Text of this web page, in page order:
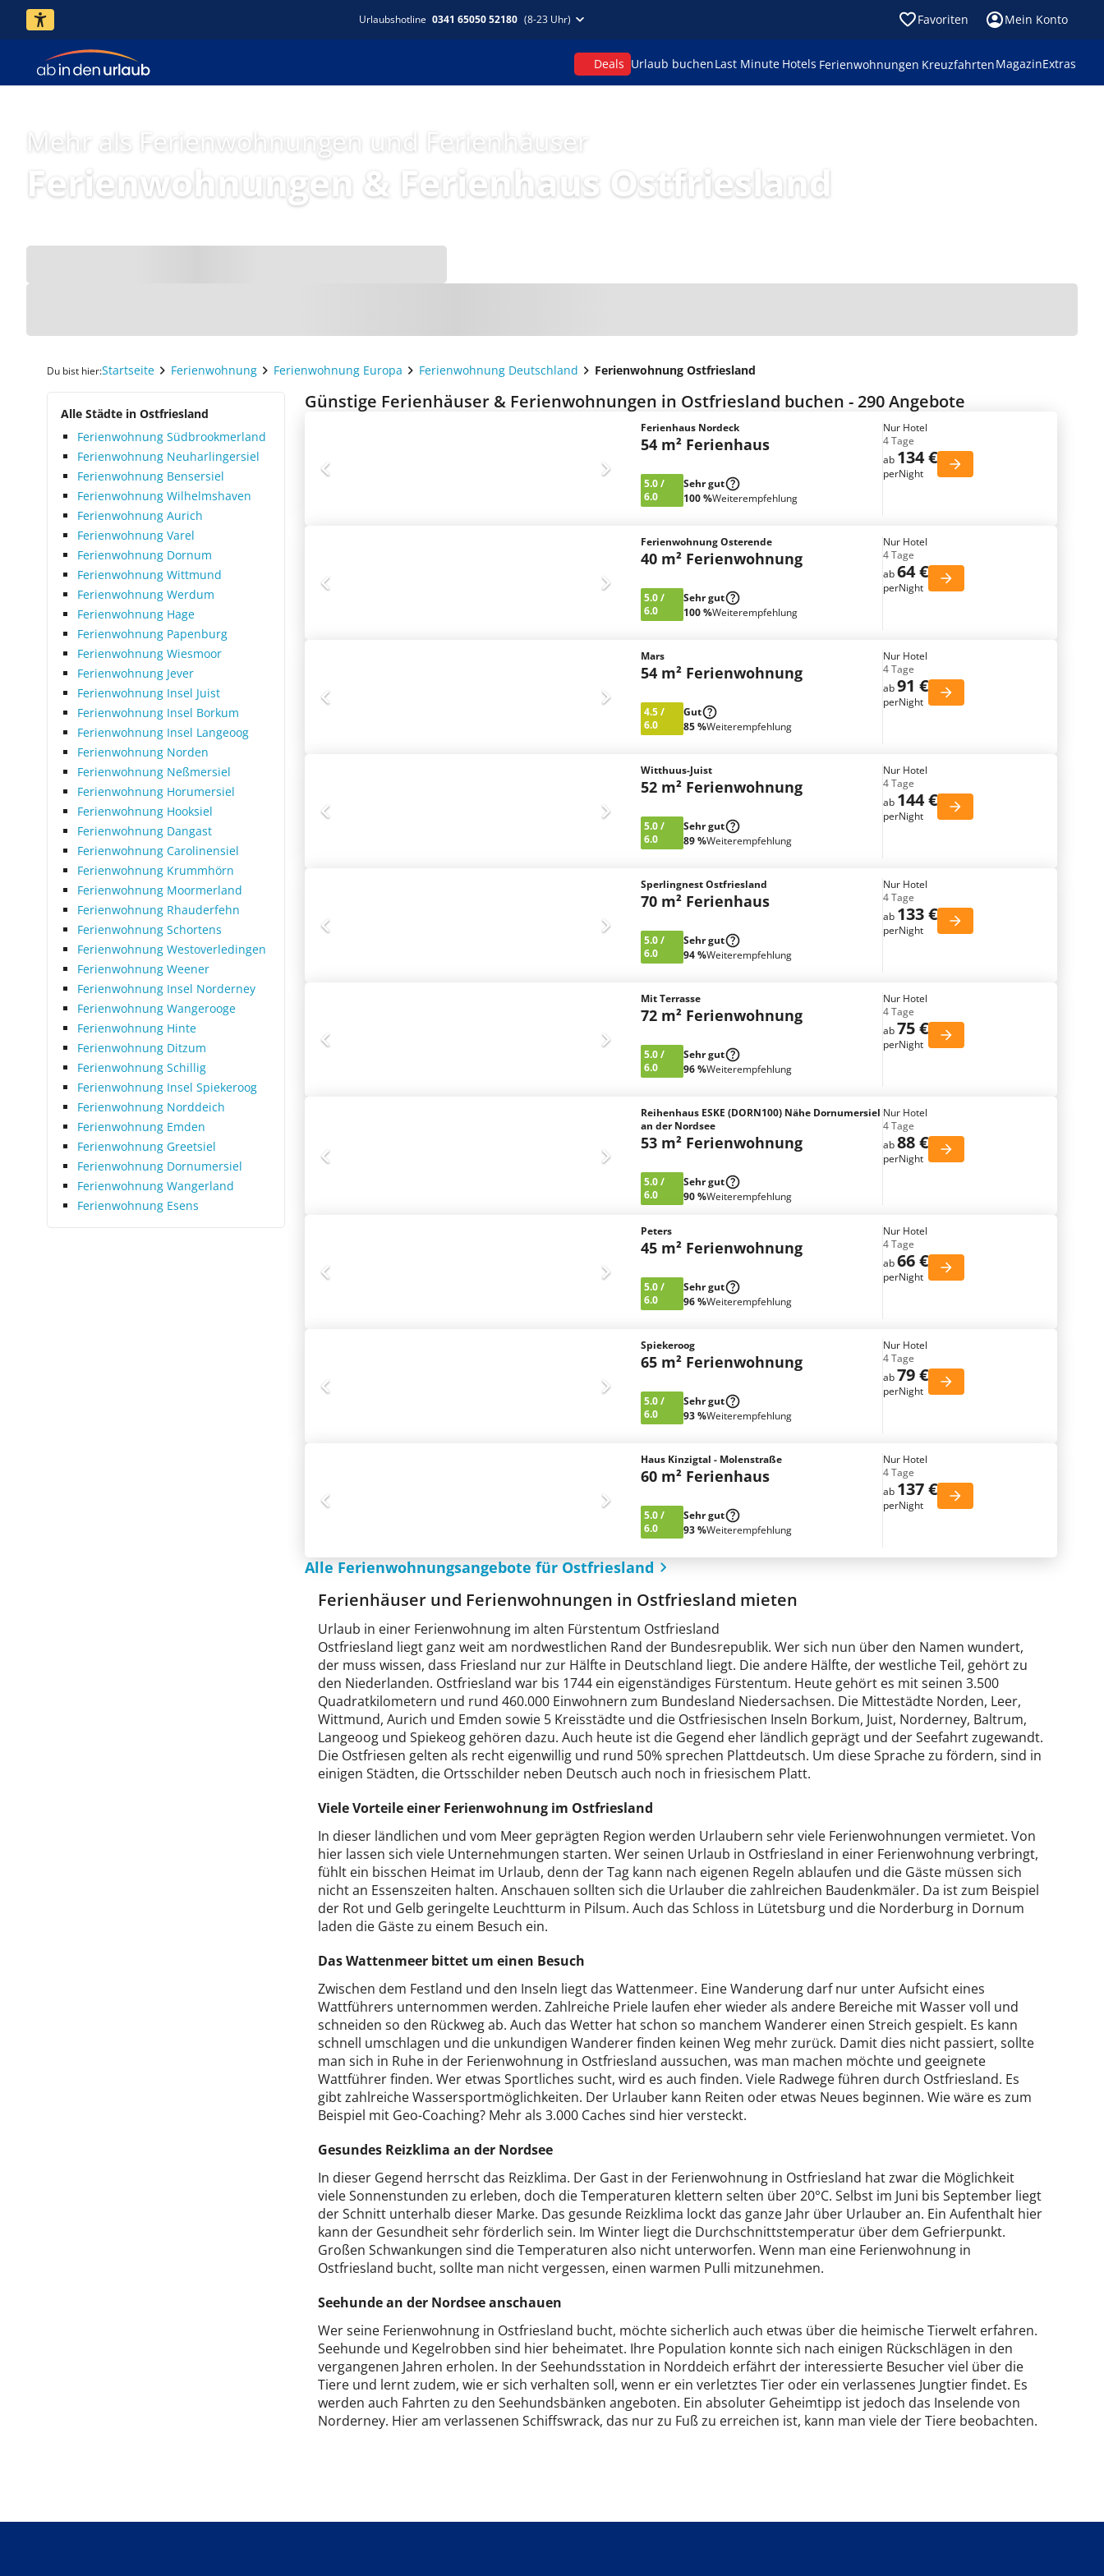
Urlaubshotline 0341 65050 52180 (8-23 Uhr) Favoriten Mein Konto
Deals Urlaub buchenLast Minute Hotels Ferienwohnungen KreuzfahrtenMagazinExtras
Mehr als Ferienwohnungen und Ferienhäuser
Ferienwohnungen & Ferienhaus Ostfriesland
Du bist hier:Startseite Ferienwohnung Ferienwohnung Europa Ferienwohnung Deutschland Ferienwohnung Ostfriesland
Alle Städte in Ostfriesland
Ferienwohnung Südbrookmerland
Ferienwohnung Neuharlingersiel
Ferienwohnung Bensersiel
Ferienwohnung Wilhelmshaven
Ferienwohnung Aurich
Ferienwohnung Varel
Ferienwohnung Dornum
Ferienwohnung Wittmund
Ferienwohnung Werdum
Ferienwohnung Hage
Ferienwohnung Papenburg
Ferienwohnung Wiesmoor
Ferienwohnung Jever
Ferienwohnung Insel Juist
Ferienwohnung Insel Borkum
Ferienwohnung Insel Langeoog
Ferienwohnung Norden
Ferienwohnung Neßmersiel
Ferienwohnung Horumersiel
Ferienwohnung Hooksiel
Ferienwohnung Dangast
Ferienwohnung Carolinensiel
Ferienwohnung Krummhörn
Ferienwohnung Moormerland
Ferienwohnung Rhauderfehn
Ferienwohnung Schortens
Ferienwohnung Westoverledingen
Ferienwohnung Weener
Ferienwohnung Insel Norderney
Ferienwohnung Wangerooge
Ferienwohnung Hinte
Ferienwohnung Ditzum
Ferienwohnung Schillig
Ferienwohnung Insel Spiekeroog
Ferienwohnung Norddeich
Ferienwohnung Emden
Ferienwohnung Greetsiel
Ferienwohnung Dornumersiel
Ferienwohnung Wangerland
Ferienwohnung Esens
Günstige Ferienhäuser & Ferienwohnungen in Ostfriesland buchen - 290 Angebote
Ferienhaus Nordeck
54 m² Ferienhaus
5.0/
6.0
Sehr gut
100 %Weiterempfehlung
Nur Hotel
4 Tage
ab 134 €
perNight
Ferienwohnung Osterende
40 m² Ferienwohnung
5.0/
6.0
Sehr gut
100 %Weiterempfehlung
Nur Hotel
4 Tage
ab64 €
perNight
Mars
54 m² Ferienwohnung
4.5/
6.0
Gut
85 %Weiterempfehlung
Nur Hotel
4 Tage
ab91 €
perNight
Witthuus-Juist
52 m² Ferienwohnung
5.0/
6.0
Sehr gut
89 %Weiterempfehlung
Nur Hotel
4 Tage
ab 144 €
perNight
Sperlingnest Ostfriesland
70 m² Ferienhaus
5.0/
6.0
Sehr gut
94 %Weiterempfehlung
Nur Hotel
4 Tage
ab 133 €
perNight
Mit Terrasse
72 m² Ferienwohnung
5.0/
6.0
Sehr gut
96 %Weiterempfehlung
Nur Hotel
4 Tage
ab75 €
perNight
Reihenhaus ESKE (DORN100) Nähe Dornumersiel
an der Nordsee
53 m² Ferienwohnung
5.0/
6.0
Sehr gut
90 %Weiterempfehlung
Nur Hotel
4 Tage
ab88 €
perNight
Peters
45 m² Ferienwohnung
5.0/
6.0
Sehr gut
96 %Weiterempfehlung
Nur Hotel
4 Tage
ab66 €
perNight
Spiekeroog
65 m² Ferienwohnung
5.0/
6.0
Sehr gut
93 %Weiterempfehlung
Nur Hotel
4 Tage
ab79 €
perNight
Haus Kinzigtal - Molenstraße
60 m² Ferienhaus
5.0/
6.0
Sehr gut
93 %Weiterempfehlung
Nur Hotel
4 Tage
ab 137 €
perNight
Alle Ferienwohnungsangebote für Ostfriesland
Ferienhäuser und Ferienwohnungen in Ostfriesland mieten
Urlaub in einer Ferienwohnung im alten Fürstentum Ostfriesland
Ostfriesland liegt ganz weit am nordwestlichen Rand der Bundesrepublik. Wer sich nun über den Namen wundert,
der muss wissen, dass Friesland nur zur Hälfte in Deutschland liegt. Die andere Hälfte, der westliche Teil, gehört zu
den Niederlanden. Ostfriesland war bis 1744 ein eigenständiges Fürstentum. Heute gehört es mit seinen 3.500
Quadratkilometern und rund 460.000 Einwohnern zum Bundesland Niedersachsen. Die Mittestädte Norden, Leer,
Wittmund, Aurich und Emden sowie 5 Kreisstädte und die Ostfriesischen Inseln Borkum, Juist, Norderney, Baltrum,
Langeoog und Spiekeog gehören dazu. Auch heute ist die Gegend eher ländlich geprägt und der Seefahrt zugewandt.
Die Ostfriesen gelten als recht eigenwillig und rund 50% sprechen Plattdeutsch. Um diese Sprache zu fördern, sind in
einigen Städten, die Ortsschilder neben Deutsch auch noch in friesischem Platt.
Viele Vorteile einer Ferienwohnung im Ostfriesland
In dieser ländlichen und vom Meer geprägten Region werden Urlaubern sehr viele Ferienwohnungen vermietet. Von
hier lassen sich viele Unternehmungen starten. Wer seinen Urlaub in Ostfriesland in einer Ferienwohnung verbringt,
fühlt ein bisschen Heimat im Urlaub, denn der Tag kann nach eigenen Regeln ablaufen und die Gäste müssen sich
nicht an Essenszeiten halten. Anschauen sollten sich die Urlauber die zahlreichen Baudenkmäler. Da ist zum Beispiel
der Rot und Gelb geringelte Leuchtturm in Pilsum. Auch das Schloss in Lütetsburg und die Norderburg in Dornum
laden die Gäste zu einem Besuch ein.
Das Wattenmeer bittet um einen Besuch
Zwischen dem Festland und den Inseln liegt das Wattenmeer. Eine Wanderung darf nur unter Aufsicht eines
Wattführers unternommen werden. Zahlreiche Priele laufen eher wieder als andere Bereiche mit Wasser voll und
schneiden so den Rückweg ab. Auch das Wetter hat schon so manchem Wanderer einen Streich gespielt. Es kann
schnell umschlagen und die unkundigen Wanderer finden keinen Weg mehr zurück. Damit dies nicht passiert, sollte
man sich in Ruhe in der Ferienwohnung in Ostfriesland aussuchen, was man machen möchte und geeignete
Wattführer finden. Wer etwas Sportliches sucht, wird es auch finden. Viele Radwege führen durch Ostfriesland. Es
gibt zahlreiche Wassersportmöglichkeiten. Der Urlauber kann Reiten oder etwas Neues beginnen. Wie wäre es zum
Beispiel mit Geo-Coaching? Mehr als 3.000 Caches sind hier versteckt.
Gesundes Reizklima an der Nordsee
In dieser Gegend herrscht das Reizklima. Der Gast in der Ferienwohnung in Ostfriesland hat zwar die Möglichkeit
viele Sonnenstunden zu erleben, doch die Temperaturen klettern selten über 20°C. Selbst im Juni bis September liegt
der Schnitt unterhalb dieser Marke. Das gesunde Reizklima lockt das ganze Jahr über Urlauber an. Ein Aufenthalt hier
kann der Gesundheit sehr förderlich sein. Im Winter liegt die Durchschnittstemperatur über dem Gefrierpunkt.
Großen Schwankungen sind die Temperaturen also nicht unterworfen. Wenn man eine Ferienwohnung in
Ostfriesland bucht, sollte man nicht vergessen, einen warmen Pulli mitzunehmen.
Seehunde an der Nordsee anschauen
Wer seine Ferienwohnung in Ostfriesland bucht, möchte sicherlich auch etwas über die heimische Tierwelt erfahren.
Seehunde und Kegelrobben sind hier beheimatet. Ihre Population konnte sich nach einigen Rückschlägen in den
vergangenen Jahren erholen. In der Seehundsstation in Norddeich erfährt der interessierte Besucher viel über die
Tiere und lernt zudem, wie er sich verhalten soll, wenn er ein verletztes Tier oder ein verlassenes Jungtier findet. Es
werden auch Fahrten zu den Seehundsbänken angeboten. Ein absoluter Geheimtipp ist jedoch das Inselende von
Norderney. Hier am verlassenen Schiffswrack, das nur zu Fuß zu erreichen ist, kann man viele der Tiere beobachten.